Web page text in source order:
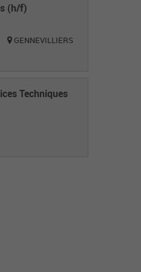
(h/f)
GENNEVILLIERS
Techniques